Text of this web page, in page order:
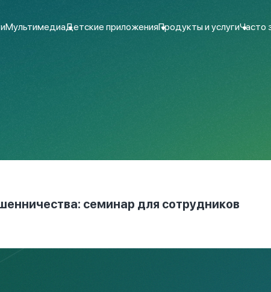
МультимедиаДетские приложенияПродукты и услугиЧасто
семинар для сотрудников
отряде Министерства по чрезвычайным
семинар для сотрудников спасательной службы,
безопасности.